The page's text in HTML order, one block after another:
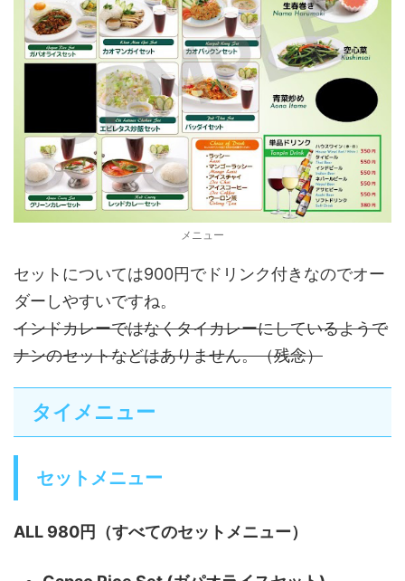
メニュー
セットについては900円でドリンク付きなのでオー
ダーしやすいですね。
インドカレーではなくタイカレーにしているようで
ナンのセットなどはありません。（残念）
タイメニュー
セットメニュー
ALL 980円（すべてのセットメニュー）